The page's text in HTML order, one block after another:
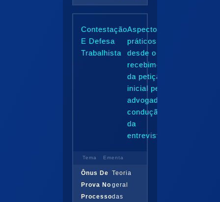
Contestação
E Defesa
Trabalhista
Aspectos
práticos
desde o
recebimento
da petição
inicial pelo
advogado, a
condução
da
entrevista...
Tema Ementa
Ônus De
Prova No
Processo
Teoria
geral
das